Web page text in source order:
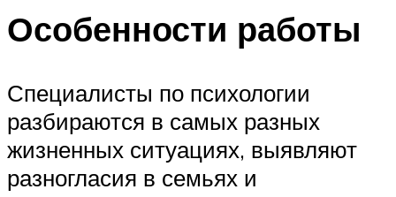
Особенности работы
Специалисты по психологии
разбираются в самых разных
жизненных ситуациях, выявляют
разногласия в семьях и